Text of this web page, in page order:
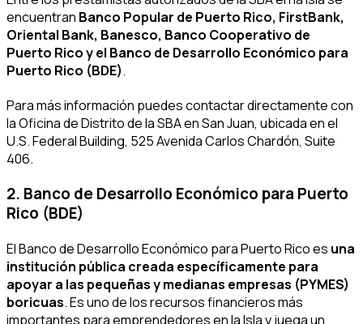
encuentran Banco Popular de Puerto Rico, FirstBank,
Oriental Bank, Banesco, Banco Cooperativo de
Puerto Rico y el Banco de Desarrollo Económico para
Puerto Rico (BDE).
Para más información puedes contactar directamente con
la Oficina de Distrito de la SBA en San Juan, ubicada en el
U.S. Federal Building, 525 Avenida Carlos Chardón, Suite
406.
2. Banco de Desarrollo Económico para Puerto
Rico (BDE)
El Banco de Desarrollo Económico para Puerto Rico es una
institución pública creada específicamente para
apoyar a las pequeñas y medianas empresas (PYMES)
boricuas. Es uno de los recursos financieros más
importantes para emprendedores en la Isla y juega un